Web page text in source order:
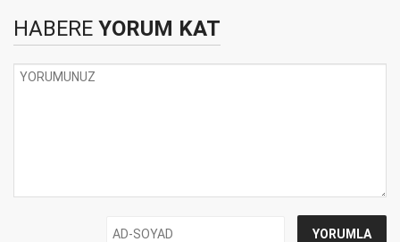
HABERE YORUM KAT